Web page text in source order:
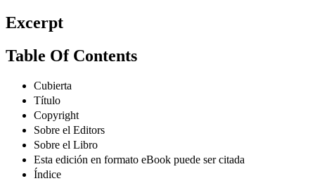
Excerpt
Table Of Contents
Cubierta
Título
Copyright
Sobre el Editors
Sobre el Libro
Esta edición en formato eBook puede ser citada
Índice